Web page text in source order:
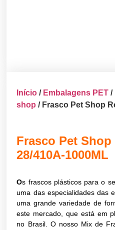
Início / Embalagens PET /
shop / Frasco Pet Shop
Frasco Pet Shop
28/410A-1000ML
Os frascos plásticos para o
uma das especialidades das
uma grande variedade de
este mercado, que está em
no Brasil. O nosso Mix de